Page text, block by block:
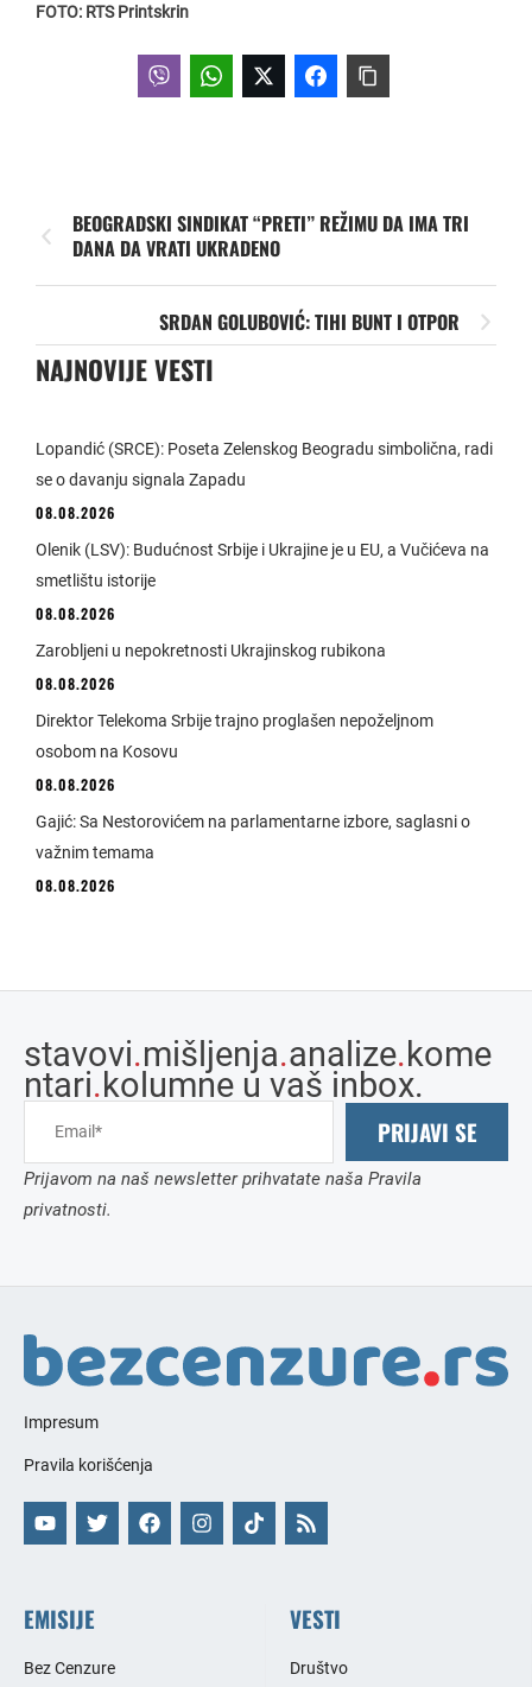
FOTO: RTS Printskrin
BEOGRADSKI SINDIKAT “PRETI” REŽIMU DA IMA TRI
DANA DA VRATI UKRADENO
SRDAN GOLUBOVIĆ: TIHI BUNT I OTPOR
NAJNOVIJE VESTI
Lopandić (SRCE): Poseta Zelenskog Beogradu simbolična, radi
se o davanju signala Zapadu
08.08.2026
Olenik (LSV): Budućnost Srbije i Ukrajine je u EU, a Vučićeva na
smetlištu istorije
08.08.2026
Zarobljeni u nepokretnosti Ukrajinskog rubikona
08.08.2026
Direktor Telekoma Srbije trajno proglašen nepoželjnom
osobom na Kosovu
08.08.2026
Gajić: Sa Nestorovićem na parlamentarne izbore, saglasni o
važnim temama
08.08.2026
stavovi.mišljenja.analize.kome
ntari.kolumne u vaš inbox.
PRIJAVI SE
Prijavom na naš newsletter prihvatate naša Pravila
privatnosti.
Impresum
Pravila korišćenja
EMISIJE
Bez Cenzure
VESTI
Društvo